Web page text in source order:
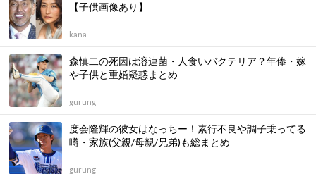
【子供画像あり】
kana
森慎二の死因は溶連菌・人食いバクテリア？年俸・嫁
や子供と重婚疑惑まとめ
gurung
度会隆輝の彼女はなっちー！素行不良や調子乗ってる
噂・家族(父親/母親/兄弟)も総まとめ
gurung